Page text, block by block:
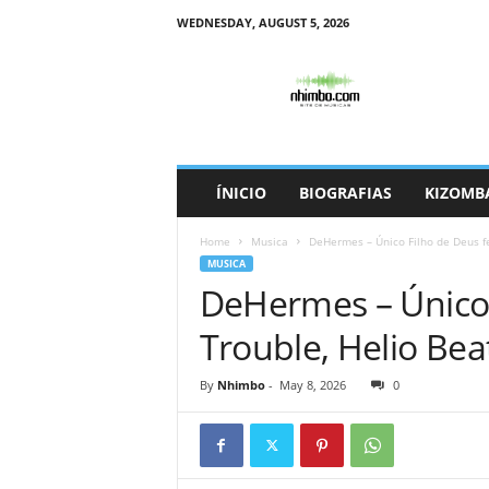
WEDNESDAY, AUGUST 5, 2026
ÍNICIO BIOGRAFIAS
Home Musica DeHermes – Único Filho de Deus
MUSICA
DeHermes –
Trouble, Helio
By Nhimbo- May 8, 2026 0